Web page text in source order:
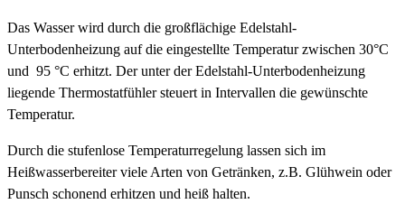
Das Wasser wird durch die großflächige Edelstahl-
Unterbodenheizung auf die eingestellte Temperatur zwischen 30°C
und 95 °C erhitzt. Der unter der Edelstahl-Unterbodenheizung
liegende Thermostatfühler steuert in Intervallen die gewünschte
Temperatur.
Durch die stufenlose Temperaturregelung lassen sich im
Heißwasserbereiter viele Arten von Getränken, z.B. Glühwein oder
Punsch schonend erhitzen und heiß halten.